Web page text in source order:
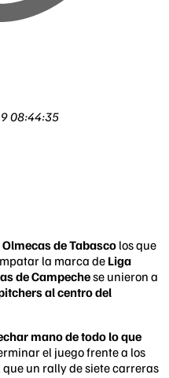
08:44:35
Olmecas de Tabasco los que
la marca de Liga
de Campechese unieron a
al centro del
mano de todo lo que
el juego frente a los
que un rally de siete carreras